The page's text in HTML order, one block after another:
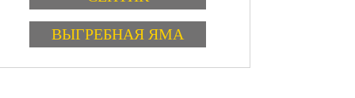
ВЫГРЕБНАЯ ЯМА